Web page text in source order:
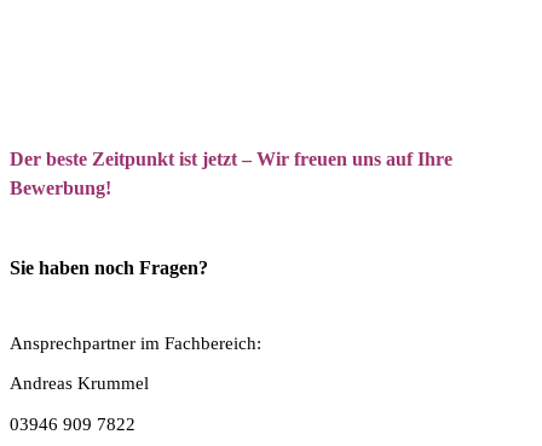
Der beste Zeitpunkt ist jetzt – Wir freuen uns auf Ihre
Bewerbung!
Sie haben noch Fragen?
Ansprechpartner im Fachbereich:
Andreas Krummel
03946 909 7822